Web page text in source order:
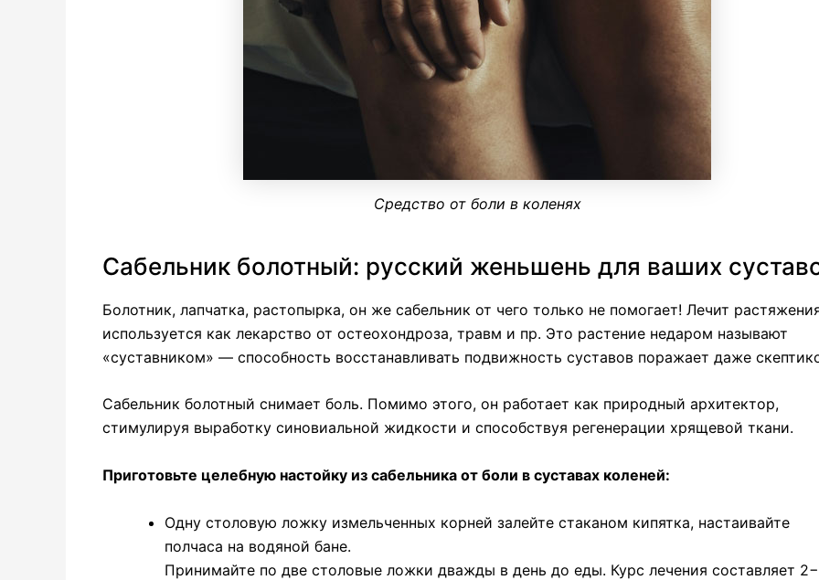
Средство от боли в коленях
Сабельник болотный: русский женьшень для ваших
Болотник, лапчатка, растопырка, он же сабельник от чего только не помогает! Лечит
используется как лекарство от остеохондроза, травм и пр. Это растение недаром называют
«суставником» — способность восстанавливать подвижность суставов поражает даже
Сабельник болотный снимает боль. Помимо этого, он работает как природный архитектор,
стимулируя выработку синовиальной жидкости и способствуя регенерации хрящевой ткани.
Приготовьте целебную настойку из сабельника от боли в суставах коленей:
Одну столовую ложку измельченных корней залейте стаканом кипятка, настаивайте
полчаса на водяной бане.
Принимайте по две столовые ложки дважды в день до еды. Курс лечения составляет